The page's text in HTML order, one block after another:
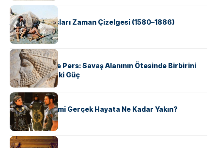
KÜLTÜR
Apache Savaşları Zaman Çizelgesi (1580–1886)
KÜLTÜR
Antik Yunan ve Pers: Savaş Alanının Ötesinde Birbirini
Şekillendiren İki Güç
KÜLTÜR
‘Gladiator’ Filmi Gerçek Hayata Ne Kadar Yakın?
KÜLTÜR